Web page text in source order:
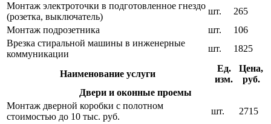
Монтаж электроточки в подготовленное гнездо
(розетка, выключатель)
шт.
265
Монтаж подрозетника
шт.
106
Врезка стиральной машины в инженерные
коммуникации
шт. 1825
Наименование услуги
Ед.
изм.
Цена,
руб.
Двери и оконные проемы
Монтаж дверной коробки с полотном
стоимостью до 10 тыс. руб.
шт.
2715